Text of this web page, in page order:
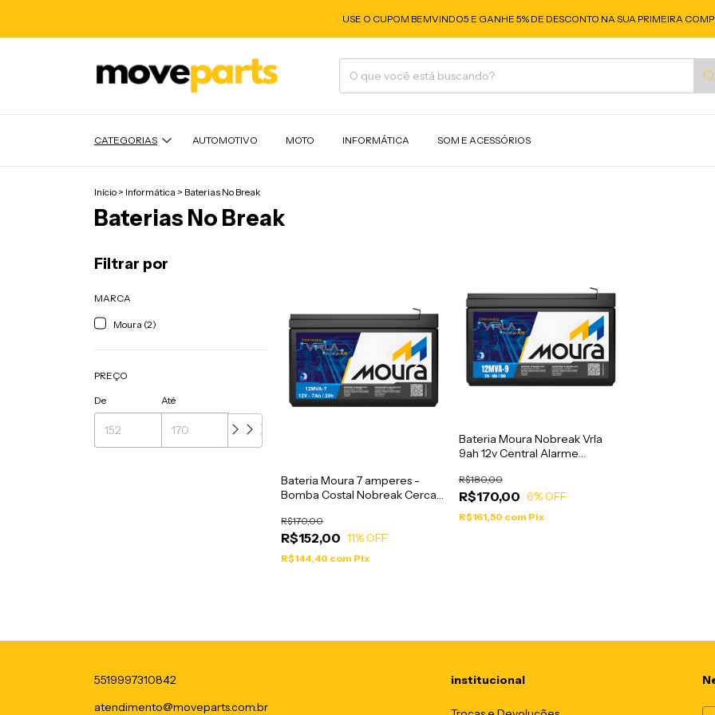
USE O CUPOM BEMVINDO5 E GANHE 5% DE DESCONTO NA SUA PRIMEIRA
CATEGORIAS AUTOMOTIVO MOTO INFORMÁTICA SOM E ACESSÓRIOS
Início > Informática > Baterias No Break
Baterias No Break
Filtrar por
MARCA
Moura (2)
PREÇO
De Até
Bateria Moura 7 amperes -
Bomba Costal Nobreak Cerca
R$152,00
R$170,00
11% OFF
R$144,40 com Pix
Bateria Moura Nobreak Vrla
9ah 12v Central Alarme
R$170,00
R$180,00
6% OFF
R$161,50 com Pix
5519997310842
atendimento@moveparts.com.br
institucional